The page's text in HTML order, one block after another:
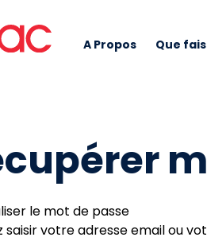
A Propos Que
le mot de passe
saisir votre adresse email ou